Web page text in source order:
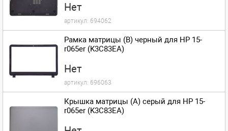
Нет
артикул: 694062
Рамка матрицы (B) черный для HP 15-
r065er (K3C83EA)
Нет
артикул: 696063
Крышка матрицы (A) серый для HP 15-
r065er (K3C83EA)